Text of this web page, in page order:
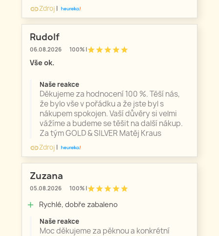
linkZdroj |
Rudolf
06.08.2026 100% |starstarstarstarstar
Vše ok.
Naše reakce
Děkujeme za hodnocení 100 %. Těší nás,
že bylo vše v pořádku a že jste byl s
nákupem spokojen. Vaší důvěry si velmi
vážíme a budeme se těšit na další nákup.
Za tým GOLD & SILVER Matěj Kraus
linkZdroj |
Zuzana
05.08.2026 100% |starstarstarstarstar
add Rychlé, dobře zabaleno
Naše reakce
Moc děkujeme za pěknou a konkrétní